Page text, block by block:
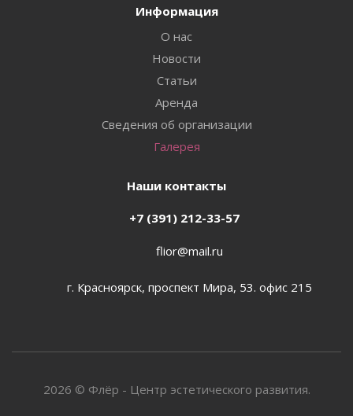
Информация
О нас
Новости
Статьи
Аренда
Сведения об организации
Галерея
Наши контакты
+7 (391) 212-33-57
flior@mail.ru
г. Красноярск, проспект Мира, 53. офис 215
2026 © Флёр - Центр эстетического развития.